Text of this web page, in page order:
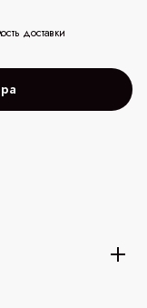
доставки